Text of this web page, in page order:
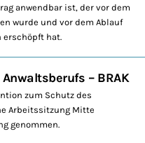
anwendbar ist, der vor dem
wurde und vor dem Ablauf
erschöpft hat.
– BRAK
zum Schutz des
Arbeitssitzung Mitte
genommen.